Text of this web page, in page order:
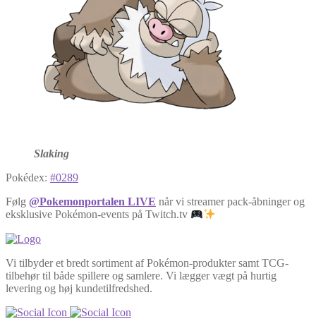
Slaking
Pokédex: #0289
Følg @Pokemonportalen LIVE når vi streamer pack-åbninger og
eksklusive Pokémon-events på Twitch.tv
Vi tilbyder et bredt sortiment af Pokémon-produkter samt TCG-
tilbehør til både spillere og samlere. Vi lægger vægt på hurtig
levering og høj kundetilfredshed.